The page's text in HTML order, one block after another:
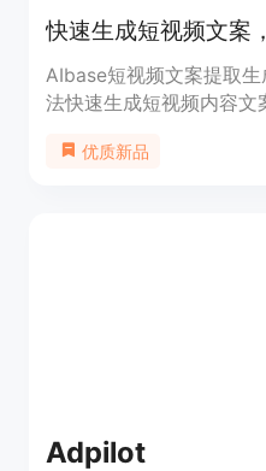
快速生成短视频文案
AIbase短视频文案提取
法快速生成短视频内容文
容，优化文案排版，并
优质新品
Adpilot